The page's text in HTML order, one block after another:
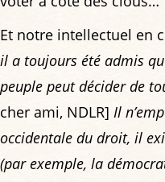
Et notre intellectuel en
il a toujours été admis
peuple peut décider de
cher ami, NDLR] Il
occidentale du droit, il
(par exemple, la